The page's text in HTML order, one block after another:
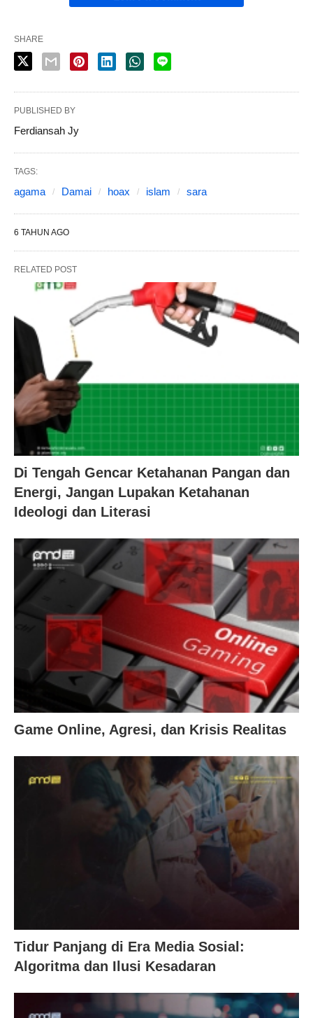
SHARE
PUBLISHED BY
Ferdiansah Jy
TAGS:
agama Damai hoax islam sara
6 TAHUN AGO
RELATED POST
Di Tengah Gencar Ketahanan Pangan dan
Energi, Jangan Lupakan Ketahanan
Ideologi dan Literasi
Game Online, Agresi, dan Krisis Realitas
Tidur Panjang di Era Media Sosial:
Algoritma dan Ilusi Kesadaran